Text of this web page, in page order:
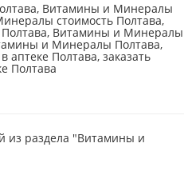
Витамины и Минералы
стоимость Полтава,
Витамины и Минералы
и Минералы Полтава,
Полтава, заказать
Полтава
из раздела "Витамины и